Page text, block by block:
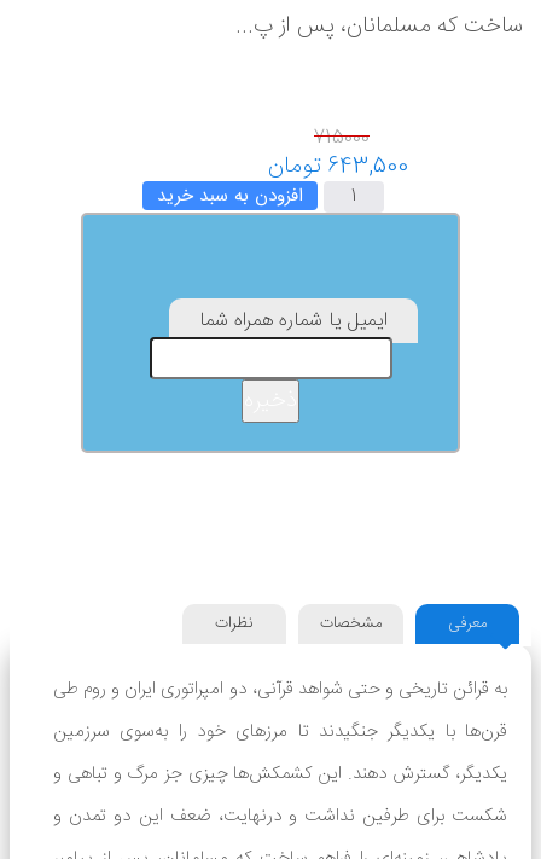
ساخت که مسلمانان، پس از پ...
افزودن به سبد خرید
ایمیل یا شماره همراه شما
معرفی مشخصات نظرات
به قرائن تاریخی و حتی شواهد قرآنی، دو امپراتوری ایران و روم طی
قرن‌ها با یکدیگر جنگیدند تا مرزهای خود را به‌سوی سرزمین
یکدیگر، گسترش دهند. این کشمکش‌ها چیزی جز مرگ و تباهی و
شکست برای طرفین نداشت و درنهایت، ضعف این دو تمدن و